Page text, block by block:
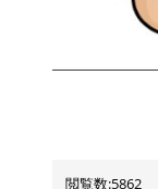
閲覧数:5862